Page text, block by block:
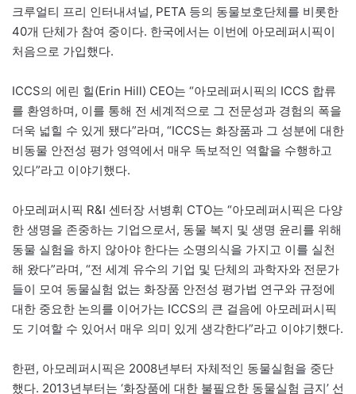
크루얼티 프리 인터내셔널, PETA 등의 동물보호단체를 비롯한
40개 단체가 참여 중이다. 한국에서는 이번에 아모레퍼시픽이
처음으로 가입했다.
ICCS의 에린 힐(Erin Hill) CEO는 “아모레퍼시픽의 ICCS 합류
를 환영하며, 이를 통해 전 세계적으로 그 전문성과 경험의 폭을
더욱 넓힐 수 있게 됐다”라며, “ICCS는 화장품과 그 성분에 대한
비동물 안전성 평가 영역에서 매우 독보적인 역할을 수행하고
있다”라고 이야기했다.
아모레퍼시픽 R&I 센터장 서병휘 CTO는 “아모레퍼시픽은 다양
한 생명을 존중하는 기업으로서, 동물 복지 및 생명 윤리를 위해
동물 실험을 하지 않아야 한다는 소명의식을 가지고 이를 실천
해 왔다”라며, “전 세계 유수의 기업 및 단체의 과학자와 전문가
들이 모여 동물실험 없는 화장품 안전성 평가법 연구와 규정에
대한 중요한 논의를 이어가는 ICCS의 큰 걸음에 아모레퍼시픽
도 기여할 수 있어서 매우 의미 있게 생각한다”라고 이야기했다.
한편, 아모레퍼시픽은 2008년부터 자체적인 동물실험을 중단
했다. 2013년부터는 ‘화장품에 대한 불필요한 동물실험 금지’ 선